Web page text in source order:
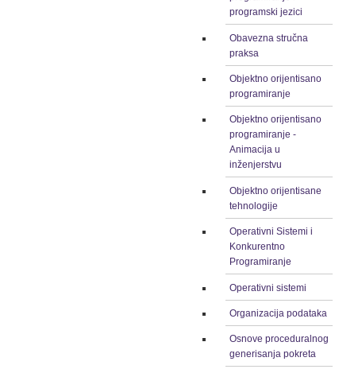
programski jezici
Obavezna stručna
praksa
Objektno orijentisano
programiranje
Objektno orijentisano
programiranje -
Animacija u
inženjerstvu
Objektno orijentisane
tehnologije
Operativni Sistemi i
Konkurentno
Programiranje
Operativni sistemi
Organizacija podataka
Osnove proceduralnog
generisanja pokreta